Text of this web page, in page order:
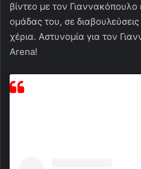
βίντεο με τον
ομάδας του, σε
χέρια. Αστυνομία για τον
Arena!